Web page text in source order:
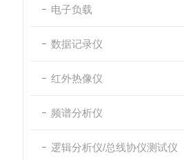
电子负载
数据记录仪
红外热像仪
频谱分析仪
逻辑分析仪/总线协仪测试仪